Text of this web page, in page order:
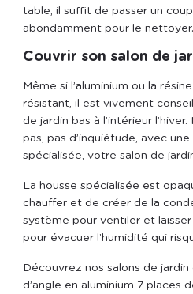
table, il suffit de passer un
abondamment pour le nettoyer.
Couvrir son salon de
Même si l’aluminium ou la
résistant, il est vivement
de jardin bas à l’intérieur
pas, pas d’inquiétude, avec
spécialisée, votre salon de
La housse spécialisée est
chauffer et de créer de la
système pour ventiler et
pour évacuer l’humidité qui
Découvrez nos salons de
d’angle en aluminium 7 places